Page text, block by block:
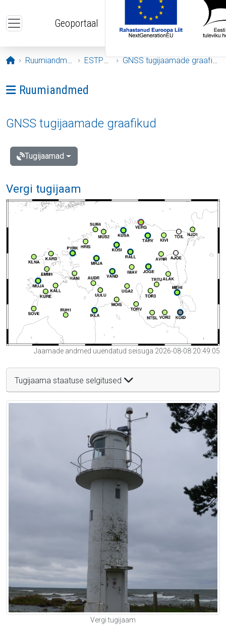
Geoportaal
Avaleht
Ruumiandmed ESTPOS GNSS tugijaamade graafikud
Ava menüü: Ruumiandmed
Ruumiandmed
GNSS tugijaamade graafikud
Tugijaamad
Vergi tugijaam
Jaamade andmed uuendatud seisuga 2026-08-08 20:49:05
Tugijaama staatuse selgitused
Vergi tugijaam